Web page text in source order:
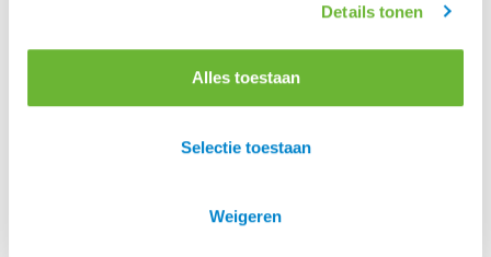
Details tonen
Alles toestaan
Selectie toestaan
Weigeren
Er zijn nog geen beoordelingen.
hebben, kunnen een beoordeling schrijven.